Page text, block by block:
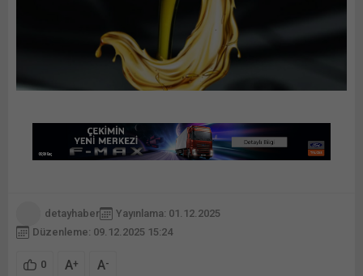
detayhaber
Yayınlama: 01.12.2025
Düzenleme: 09.12.2025 15:24
0 A+ A-